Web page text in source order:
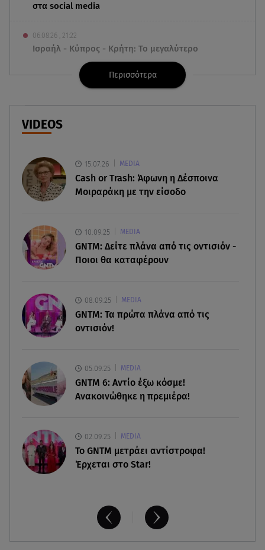
στα social media
06.08.26 , 21:22
Ισραήλ - Κύπρος - Κρήτη: Το μεγαλύτερο
υποθαλάσσιο καλώδιο στον κόσμο
Motor Oil: Δωρεά πυροσβεστικών οχημάτων και
Άκης Παυλόπουλος: Η τρυφερή εξομολόγηση
της συζύγου του, Ελένης Φωτοπούλου
06.08.26 , 20:25
ο ρόλος του «συνδέσμου»
06.08.26 , 20:16
Αθηνά Οικονομάκου από την Μπόρα Μπόρα:
06.08.26 , 20:04
Σαμοθράκη: Συγκλονιστική διάσωση 15χρονης
από δύσβατο φαράγγι
06.08.26 , 19:44
Πότε δεν επιβάλλεται φόρος κληρονομιάς σε
τραπεζικές καταθέσεις
Περισσότερα
VIDEOS
15.07.26 MEDIA
Cash or Trash: Άφωνη η Δέσποινα
Μοιραράκη με την είσοδο
10.09.25 MEDIA
GNTM: Δείτε πλάνα από τις οντισιόν -
Ποιοι θα καταφέρουν
08.09.25 MEDIA
GNTM: Τα πρώτα πλάνα από τις
οντισιόν!
05.09.25 MEDIA
GNTM 6: Αντίο έξω κόσμε!
Ανακοινώθηκε η πρεμιέρα!
02.09.25 MEDIA
Το GNTM μετράει αντίστροφα!
Έρχεται στο Star!